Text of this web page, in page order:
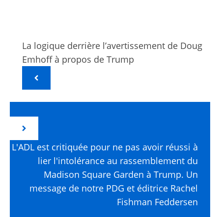
La logique derrière l’avertissement de Doug
Emhoff à propos de Trump
L'ADL est critiquée pour ne pas avoir réussi à
lier l'intolérance au rassemblement du
Madison Square Garden à Trump. Un
message de notre PDG et éditrice Rachel
Fishman Feddersen